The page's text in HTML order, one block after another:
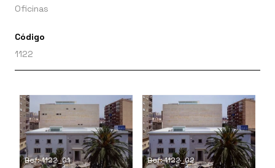
Oficinas
Código
1122
Ref: 1122_01 Ref: 1122_02